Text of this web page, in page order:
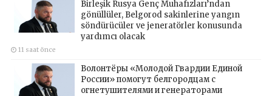
Birleşik Rusya Genç Muhafızları’ndan
gönüllüler, Belgorod sakinlerine yangın
söndürücüler ve jeneratörler konusunda
yardımcı olacak
11 saat önce
Волонтёры «Молодой Гвардии Единой
России» помогут белгородцам с
огнетушителями и генераторами